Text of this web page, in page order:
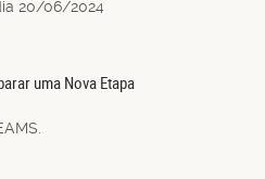
20/06/2024
uma Nova Etapa